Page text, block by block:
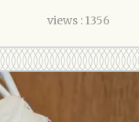
views : 1356